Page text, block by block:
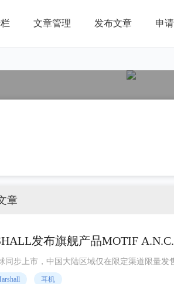
章
发布旗舰产品MOTIF
同步上市，中国大陆区域仅在限定渠道限量发
营旗舰店及连卡佛、LOL、K11、声音小镇线
耳机
文章管理 发布文章 申